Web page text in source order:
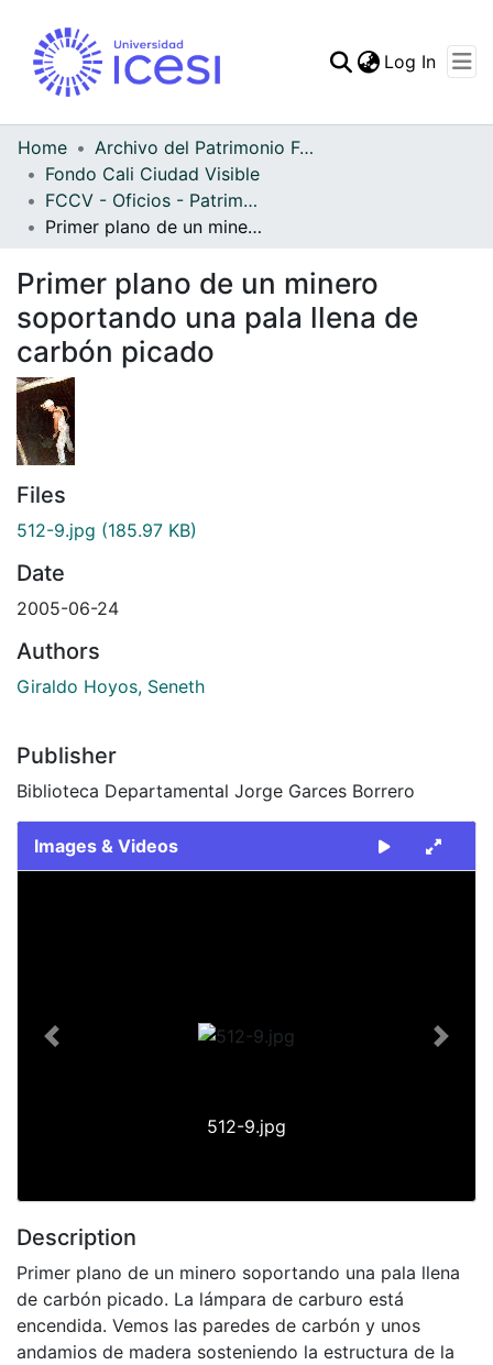
Log In
Home
Archivo del Patrimonio Fotográfico y Fílmico del Valle del Cauca
Fondo Cali Ciudad Visible
FCCV - Oficios - Patrimonial
Primer plano de un minero soportando una pala llena de carbón picado
Primer plano de un minero
soportando una pala llena de
carbón picado
Files
512-9.jpg (185.97 KB)
Date
2005-06-24
Authors
Giraldo Hoyos, Seneth
Publisher
Biblioteca Departamental Jorge Garces Borrero
Images & Videos
512-9.jpg
Previous Next
Description
Primer plano de un minero soportando una pala llena
de carbón picado. La lámpara de carburo está
encendida. Vemos las paredes de carbón y unos
andamios de madera sosteniendo la estructura de la